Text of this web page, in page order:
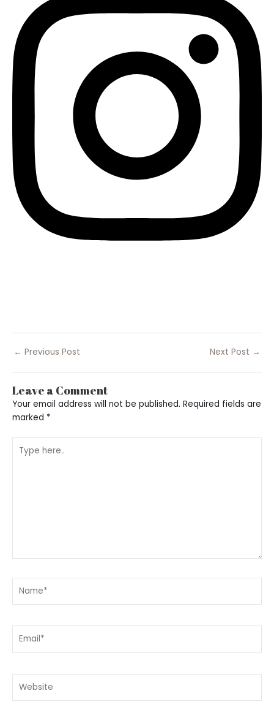
← Previous Post Next Post →
Leave a Comment
Your email address will not be published. Required fields are
marked *
here..